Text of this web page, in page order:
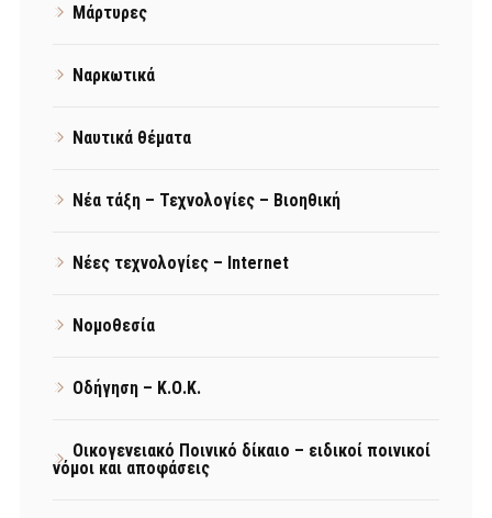
Μάρτυρες
Ναρκωτικά
Ναυτικά θέματα
Νέα τάξη – Τεχνολογίες – Βιοηθική
Νέες τεχνολογίες – Internet
Νομοθεσία
Οδήγηση – Κ.Ο.Κ.
Οικογενειακό Ποινικό δίκαιο – ειδικοί ποινικοί
νόμοι και αποφάσεις